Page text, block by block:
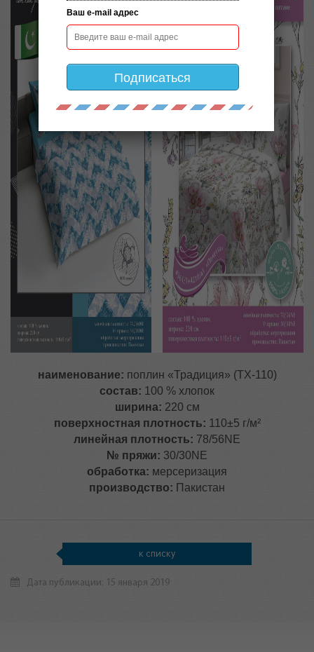
наименование: поплин «Традиция» (ТХ-110)
состав: 100 % хлопок
ширина: 220 см
поверхностная плотность: 110±5 г/м²
линейная плотность: 78/56NE
№ пряжи: 30/30NE
обработка: мерсеризация
производство: Пакистан
к списку
Дата публикации: 15 января 2019
Ваш e-mail адрес
Подписаться